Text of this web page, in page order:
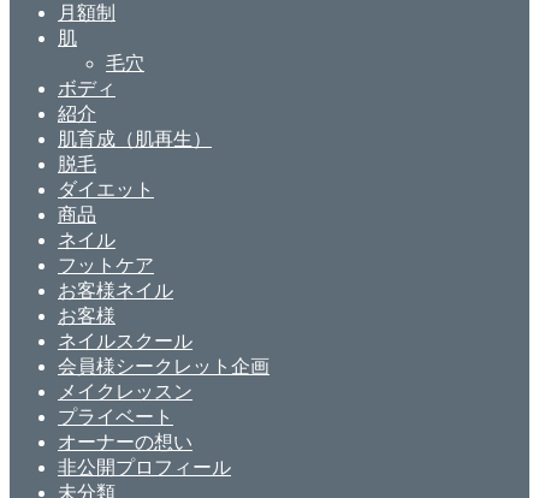
月額制
肌
毛穴
ボディ
紹介
肌育成（肌再生）
脱毛
ダイエット
商品
ネイル
フットケア
お客様ネイル
お客様
ネイルスクール
会員様シークレット企画
メイクレッスン
プライベート
オーナーの想い
非公開プロフィール
未分類